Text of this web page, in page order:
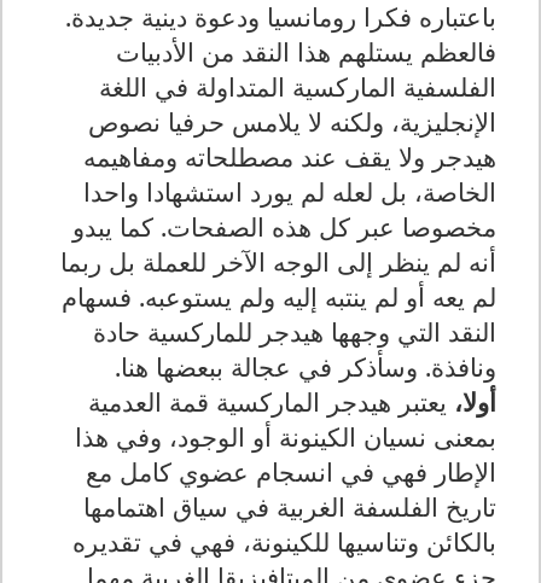
باعتباره فكرا رومانسيا ودعوة دينية جديدة.
فالعظم يستلهم هذا النقد من الأدبيات
الفلسفية الماركسية المتداولة في اللغة
الإنجليزية، ولكنه لا يلامس حرفيا نصوص
هيدجر ولا يقف عند مصطلحاته ومفاهيمه
الخاصة، بل لعله لم يورد استشهادا واحدا
مخصوصا عبر كل هذه الصفحات. كما يبدو
أنه لم ينظر إلى الوجه الآخر للعملة بل ربما
لم يعه أو لم ينتبه إليه ولم يستوعبه. فسهام
النقد التي وجهها هيدجر للماركسية حادة
ونافذة. وسأذكر في عجالة ببعضها هنا.
أولا، يعتبر هيدجر الماركسية قمة العدمية
بمعنى نسيان الكينونة أو الوجود، وفي هذا
الإطار فهي في انسجام عضوي كامل مع
تاريخ الفلسفة الغربية في سياق اهتمامها
بالكائن وتناسيها للكينونة، فهي في تقديره